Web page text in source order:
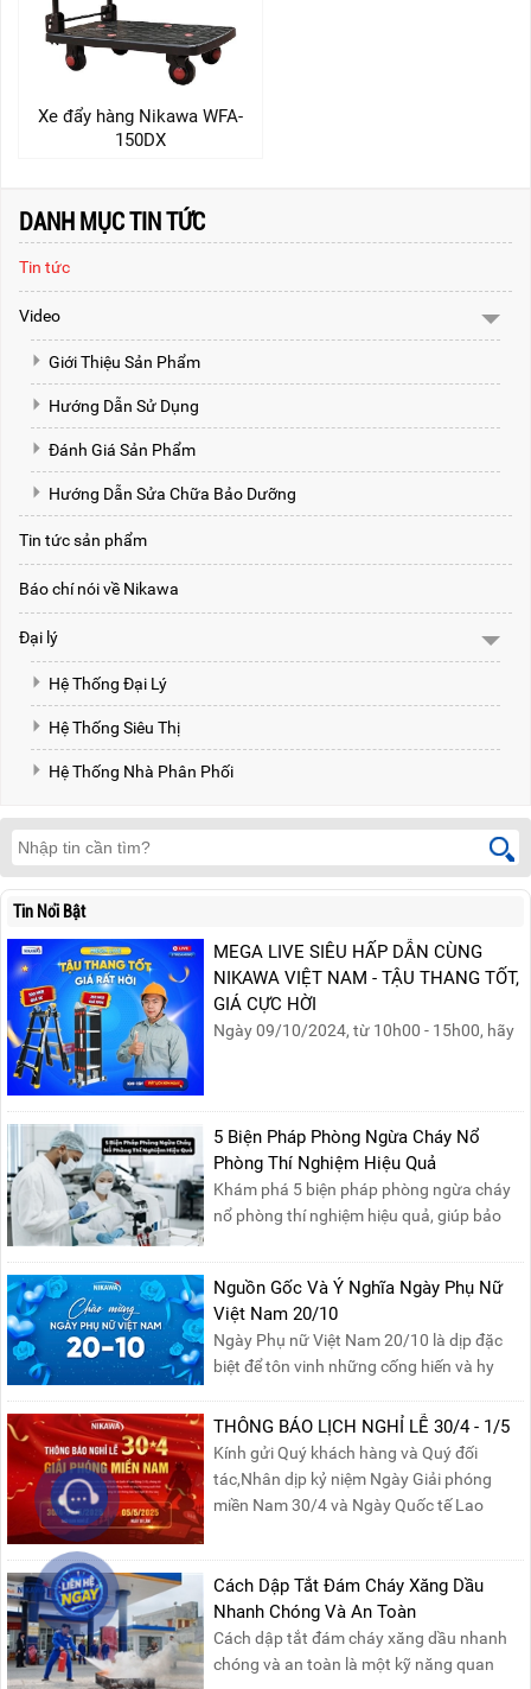
Xe đẩy hàng Nikawa WFA-
150DX
DANH MỤC TIN TỨC
Tin tức
Video
Giới Thiệu Sản Phẩm
Hướng Dẫn Sử Dụng
Đánh Giá Sản Phẩm
Hướng Dẫn Sửa Chữa Bảo Dưỡng
Tin tức sản phẩm
Báo chí nói về Nikawa
Đại lý
Hệ Thống Đại Lý
Hệ Thống Siêu Thị
Hệ Thống Nhà Phân Phối
Tin Nổi Bật
MEGA LIVE SIÊU HẤP DẪN CÙNG
NIKAWA VIỆT NAM - TẬU THANG TỐT,
GIÁ CỰC HỜI
Ngày 09/10/2024, từ 10h00 - 15h00, hãy
phần quà siêu hấp dẫn và mua sắm
những sản phẩm thang chính hãng với
mức giá không thể tốt hơn!Tham gia
Mega Live, bạn sẽ nhận được gì?...
5 Biện Pháp Phòng Ngừa Cháy Nổ
Phòng Thí Nghiệm Hiệu Quả
Khám phá 5 biện pháp phòng ngừa cháy
nổ phòng thí nghiệm hiệu quả, giúp bảo
sản, giảm thiểu nguy cơ cháy nổ phòng thí
nghiệm.
Nguồn Gốc Và Ý Nghĩa Ngày Phụ Nữ
Việt Nam 20/10
Ngày Phụ nữ Việt Nam 20/10 là dịp đặc
biệt để tôn vinh những cống hiến và hy
Khởi nguồn từ sự ra đời của Hội Phụ nữ
phản đế Việt Nam vào năm 1930, ngày
này không chỉ ghi nhận vai trò quan trọng
của phụ nữ ...
THÔNG BÁO LỊCH NGHỈ LỄ 30/4 - 1/5
Kính gửi Quý khách hàng và Quý đối
tác,Nhân dịp kỷ niệm Ngày Giải phóng
miền Nam 30/4 và Ngày Quốc tế Lao
báo lịch nghỉ lễ như sau:Thời gian nghỉ: Từ
Thứ Ba, ngày 29/04/2025 đến hết Chủ
Nhật, ngày 04/05/2025.T...
Cách Dập Tắt Đám Cháy Xăng Dầu
Nhanh Chóng Và An Toàn
Cách dập tắt đám cháy xăng dầu nhanh
chóng và an toàn là một kỹ năng quan